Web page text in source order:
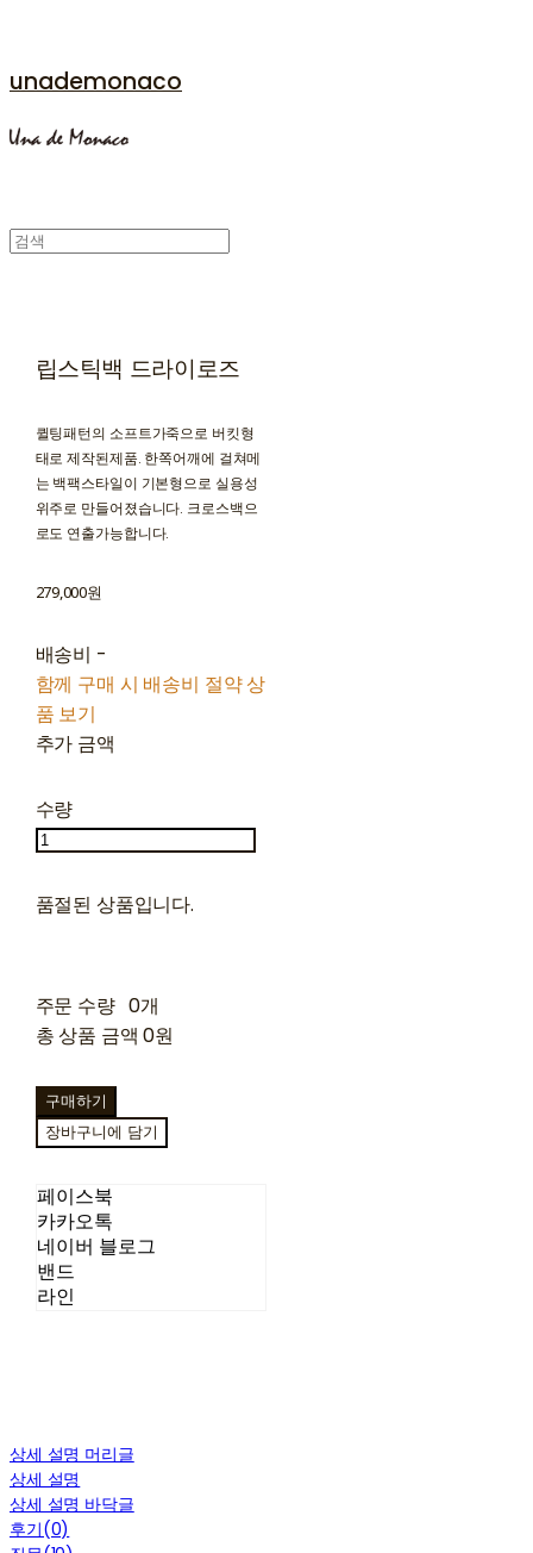
unademonaco
립스틱백 드라이로즈
퀼팅패턴의 소프트가죽으로 버킷형
태로 제작된제품. 한쪽어깨에 걸쳐메
는 백팩스타일이 기본형으로 실용성
위주로 만들어졌습니다. 크로스백으
로도 연출가능합니다.
279,000원
배송비 -
함께 구매 시 배송비 절약 상
품 보기
추가 금액
수량
품절된 상품입니다.
주문 수량 0개
총 상품 금액 0원
구매하기
장바구니에 담기
페이스북
카카오톡
네이버 블로그
밴드
라인
상세 설명 머리글
상세 설명
상세 설명 바닥글
후기(0)